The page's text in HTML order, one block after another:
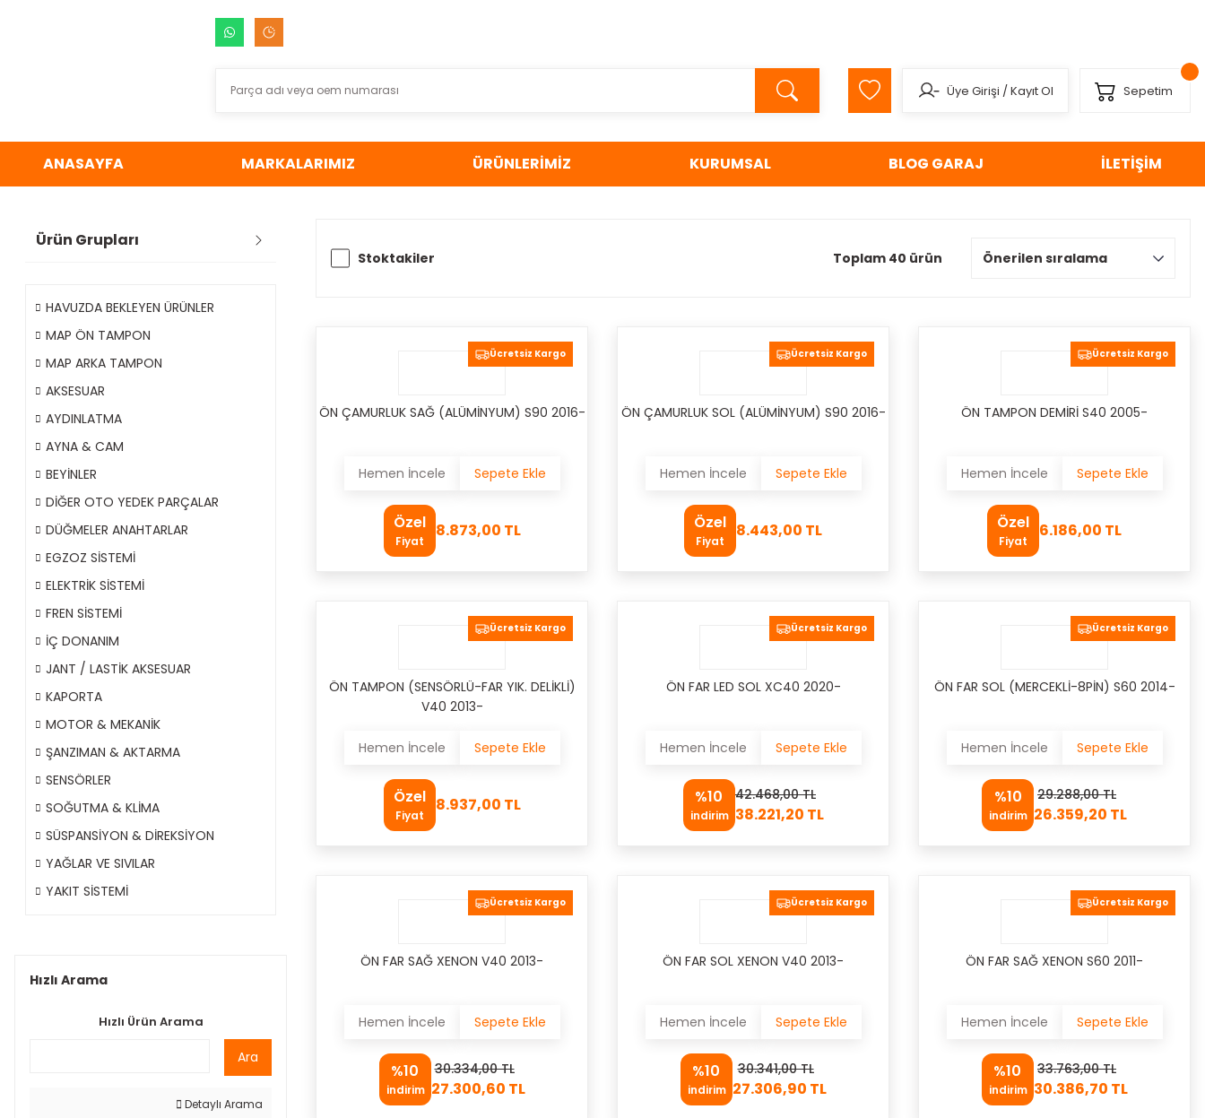
Üye Girişi /Kayıt Ol Sepetim
ANASAYFA MARKALARIMIZ ÜRÜNLERİMİZ KURUMSAL BLOG GARAJ İLETİŞİM
Ürün Grupları
HAVUZDA BEKLEYEN ÜRÜNLER
MAP ÖN TAMPON
MAP ARKA TAMPON
AKSESUAR
AYDINLATMA
AYNA & CAM
BEYİNLER
DİĞER OTO YEDEK PARÇALAR
DÜĞMELER ANAHTARLAR
EGZOZ SİSTEMİ
ELEKTRİK SİSTEMİ
FREN SİSTEMİ
İÇ DONANIM
JANT / LASTİK AKSESUAR
KAPORTA
MOTOR & MEKANİK
ŞANZIMAN & AKTARMA
SENSÖRLER
SOĞUTMA & KLİMA
SÜSPANSİYON & DİREKSİYON
YAĞLAR VE SIVILAR
YAKIT SİSTEMİ
Hızlı Arama
Hızlı Ürün Arama
Ara
Detaylı Arama
Stoktakiler Toplam 40 ürün
Ücretsiz Kargo
ÖN ÇAMURLUK SAĞ (ALÜMİNYUM) S90 2016-
Hemen İncele Sepete Ekle
Özel
Fiyat
8.873,00 TL
Ücretsiz Kargo
ÖN ÇAMURLUK SOL (ALÜMİNYUM) S90 2016-
Hemen İncele Sepete Ekle
Özel
Fiyat
8.443,00 TL
Ücretsiz Kargo
ÖN TAMPON DEMİRİ S40 2005-
Hemen İncele Sepete Ekle
Özel
Fiyat
6.186,00 TL
Ücretsiz Kargo
ÖN TAMPON (SENSÖRLÜ-FAR YIK. DELİKLİ)
V40 2013-
Hemen İncele Sepete Ekle
Özel
Fiyat
8.937,00 TL
Ücretsiz Kargo
ÖN FAR LED SOL XC40 2020-
Hemen İncele Sepete Ekle
%10
indirim
42.468,00 TL
38.221,20 TL
Ücretsiz Kargo
ÖN FAR SOL (MERCEKLİ-8PİN) S60 2014-
Hemen İncele Sepete Ekle
%10
indirim
29.288,00 TL
26.359,20 TL
Ücretsiz Kargo
ÖN FAR SAĞ XENON V40 2013-
Hemen İncele Sepete Ekle
%10
indirim
30.334,00 TL
27.300,60 TL
Ücretsiz Kargo
ÖN FAR SOL XENON V40 2013-
Hemen İncele Sepete Ekle
%10
indirim
30.341,00 TL
27.306,90 TL
Ücretsiz Kargo
ÖN FAR SAĞ XENON S60 2011-
Hemen İncele Sepete Ekle
%10
indirim
33.763,00 TL
30.386,70 TL